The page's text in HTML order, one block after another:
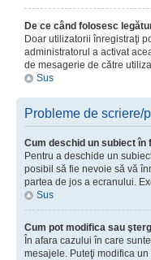
De ce când folosesc
Doar utilizatorii înregistraţi
administratorul a activat
de mesagerie de către
Sus
Probleme de scriere/
Cum deschid un subiect în
Pentru a deschide un
posibil să fie nevoie să vă
partea de jos a ecranului.
Sus
Cum pot modifica sau
În afara cazului în care
mesajele. Puteţi modifica